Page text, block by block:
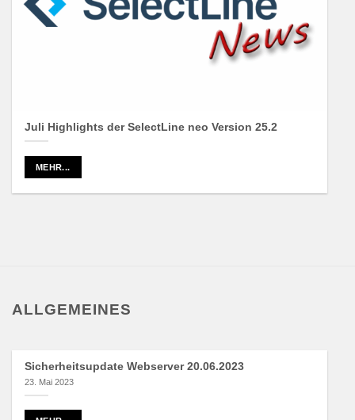
Juli Highlights der SelectLine neo Version 25.2
MEHR...
ALLGEMEINES
Sicherheitsupdate Webserver 20.06.2023
23. Mai 2023